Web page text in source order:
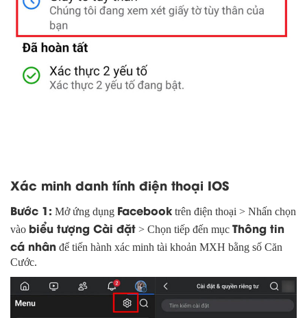
Xác minh danh tính điện thoại IOS
Bước 1: Mở ứng dụng Facebook trên điện thoại > Nhấn chọn
vào biểu tượng Cài đặt > Chọn tiếp đến mục Thông tin
cá nhân để tiến hành xác minh tài khoản MXH bằng số Căn
Cước.